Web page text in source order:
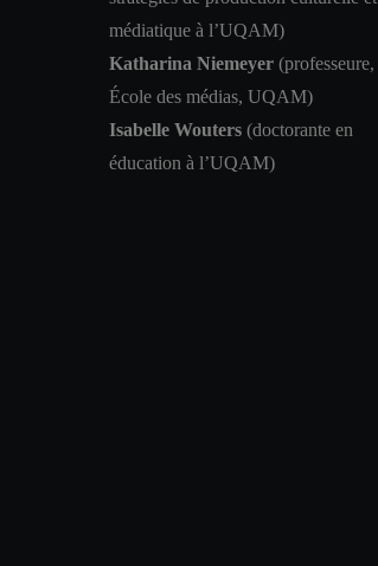
médiatique à l’UQAM)
Katharina Niemeyer (professeure,
École des médias, UQAM)
Isabelle Wouters (doctorante en
éducation à l’UQAM)